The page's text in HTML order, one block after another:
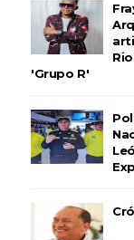
'Grupo R'